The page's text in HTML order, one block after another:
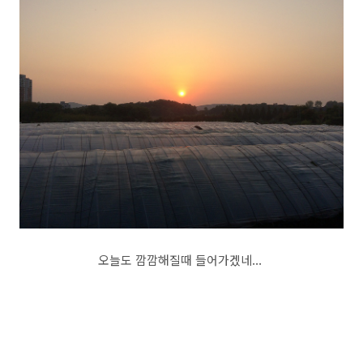
오늘도 깜깜해질때 들어가겠네...